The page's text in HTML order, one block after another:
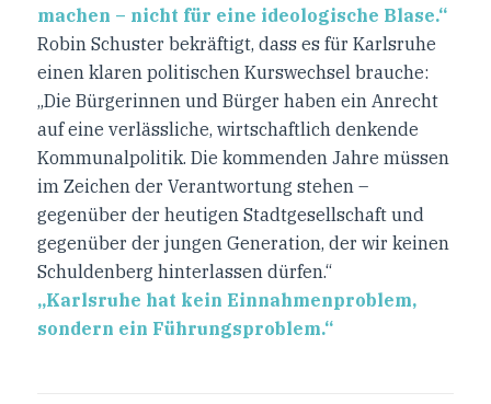
machen – nicht für eine ideologische Blase.“
Robin Schuster bekräftigt, dass es für Karlsruhe
einen klaren politischen Kurswechsel brauche:
„Die Bürgerinnen und Bürger haben ein Anrecht
auf eine verlässliche, wirtschaftlich denkende
Kommunalpolitik. Die kommenden Jahre müssen
im Zeichen der Verantwortung stehen –
gegenüber der heutigen Stadtgesellschaft und
gegenüber der jungen Generation, der wir keinen
Schuldenberg hinterlassen dürfen.“
„Karlsruhe hat kein Einnahmenproblem,
sondern ein Führungsproblem.“